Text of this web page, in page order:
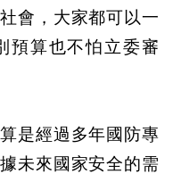
會，大家都可以一
預算也不怕立委審
是經過多年國防專
未來國家安全的需